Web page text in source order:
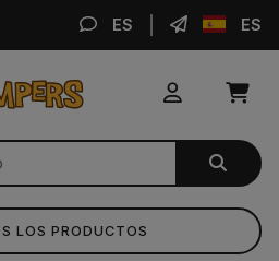
ES ES
LOS PRODUCTOS